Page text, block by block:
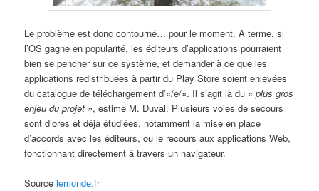
Le problème est donc contourné… pour le moment. A terme, si
l’OS gagne en popularité, les éditeurs d’applications pourraient
bien se pencher sur ce système, et demander à ce que les
applications redistribuées à partir du Play Store soient enlevées
du catalogue de téléchargement d’«/e/». Il s’agit là du « plus gros
enjeu du projet », estime M. Duval. Plusieurs voies de secours
sont d’ores et déjà étudiées, notamment la mise en place
d’accords avec les éditeurs, ou le recours aux applications Web,
fonctionnant directement à travers un navigateur.
Sourcelemonde.fr